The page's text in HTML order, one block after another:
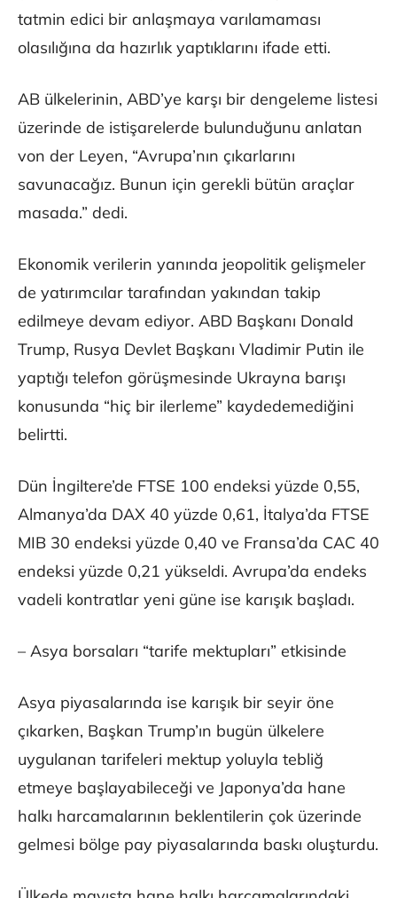
tatmin edici bir anlaşmaya varılamaması
olasılığına da hazırlık yaptıklarını ifade etti.
AB ülkelerinin, ABD’ye karşı bir dengeleme listesi
üzerinde de istişarelerde bulunduğunu anlatan
von der Leyen, “Avrupa’nın çıkarlarını
savunacağız. Bunun için gerekli bütün araçlar
masada.” dedi.
Ekonomik verilerin yanında jeopolitik gelişmeler
de yatırımcılar tarafından yakından takip
edilmeye devam ediyor. ABD Başkanı Donald
Trump, Rusya Devlet Başkanı Vladimir Putin ile
yaptığı telefon görüşmesinde Ukrayna barışı
konusunda “hiç bir ilerleme” kaydedemediğini
belirtti.
Dün İngiltere’de FTSE 100 endeksi yüzde 0,55,
Almanya’da DAX 40 yüzde 0,61, İtalya’da FTSE
MIB 30 endeksi yüzde 0,40 ve Fransa’da CAC 40
endeksi yüzde 0,21 yükseldi. Avrupa’da endeks
vadeli kontratlar yeni güne ise karışık başladı.
– Asya borsaları “tarife mektupları” etkisinde
Asya piyasalarında ise karışık bir seyir öne
çıkarken, Başkan Trump’ın bugün ülkelere
uygulanan tarifeleri mektup yoluyla tebliğ
etmeye başlayabileceği ve Japonya’da hane
halkı harcamalarının beklentilerin çok üzerinde
gelmesi bölge pay piyasalarında baskı oluşturdu.